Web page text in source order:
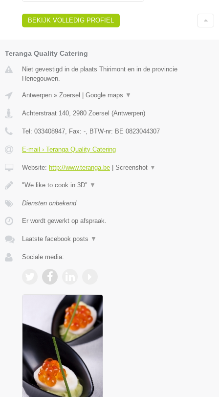
BEKIJK VOLLEDIG PROFIEL
Teranga Quality Catering
Niet gevestigd in de plaats Thirimont en in de provincie
Henegouwen.
Antwerpen » Zoersel Google maps ▼
Achterstraat 140 2980 Zoersel (Antwerpen)
Tel: 033408947 , Fax: - , BTW-nr: BE 0823044307
E-mail › Teranga Quality Catering
Website: http://www.teranga.be Screenshot ▼
"We like to cook in 3D" ▼
Diensten onbekend
Er wordt gewerkt op afspraak.
Laatste facebook posts ▼
Sociale media: